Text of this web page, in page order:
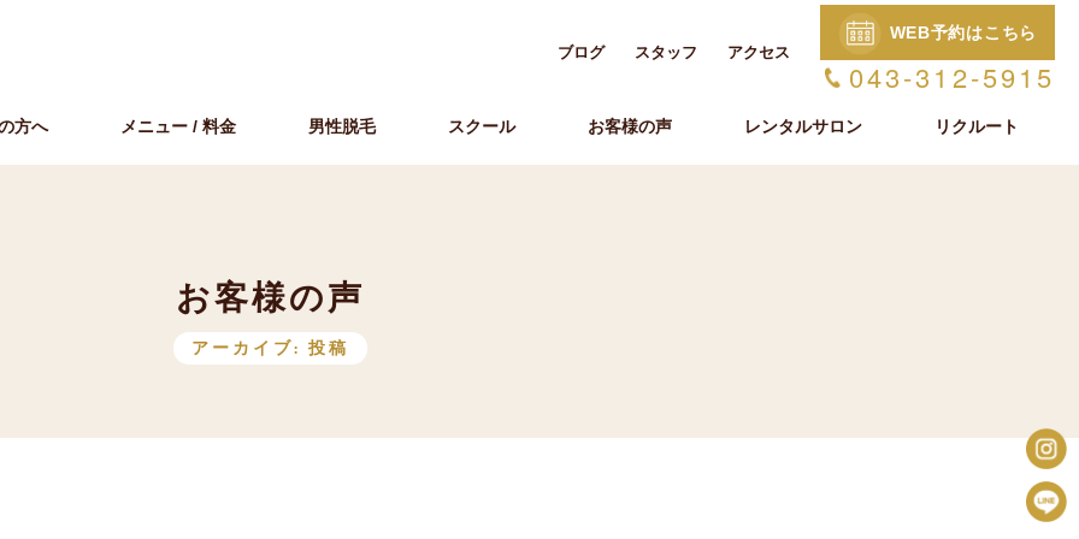
ブログ スタッフ アクセス
WEB予約はこちら
043-312-5915
方へ メニュー / 料金 男性脱毛 スクール お客様の声 レンタルサロン リクルート
お客様の声
アーカイブ: 投稿